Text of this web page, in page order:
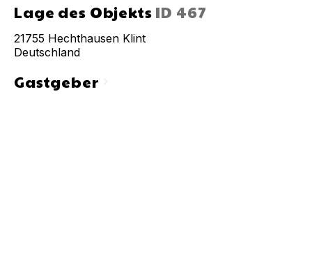
Lage des Objekts ID 467
21755 Hechthausen Klint
Deutschland
Gastgeberchevron_right